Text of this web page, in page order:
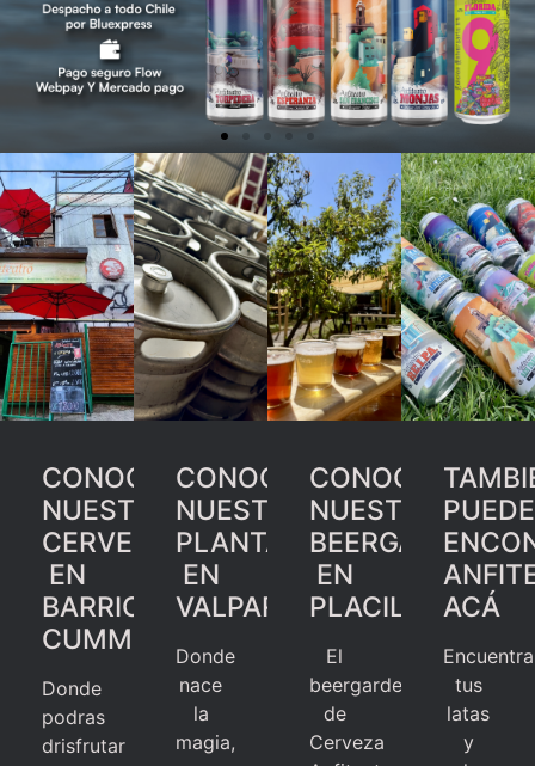
CONOCE
NUESTRA
CERVECERÍA
EN
BARRIO
CUMMING
Donde
podras
drisfrutar
CONOCE
NUESTRA
PLANTA
EN
VALPARAÍSO
Donde
nace
la
magia,
CONOCE
NUESTRO
BEERGARDEN
EN
PLACILLA
El
beergarden
de
Cerveza
ACÁ
Encuentra
tus
latas
y